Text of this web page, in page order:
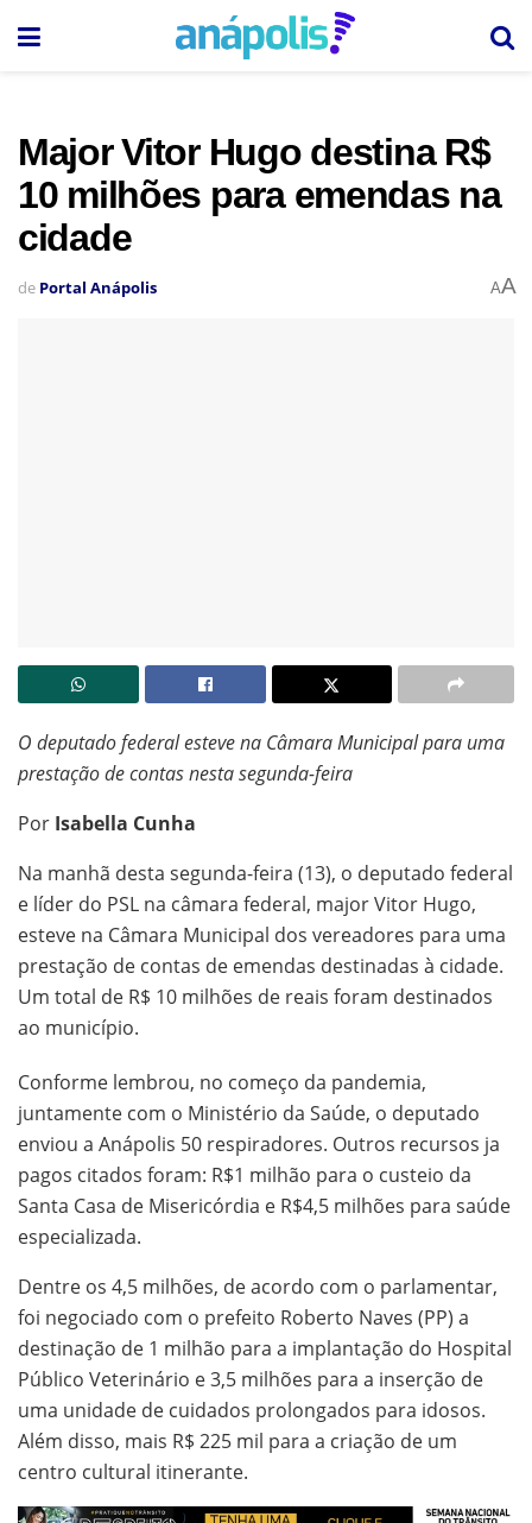
Major Vitor Hugo destina R$
10 milhões para emendas na
cidade
de Portal Anápolis AA
O deputado federal esteve na Câmara Municipal para uma
prestação de contas nesta segunda-feira
Por Isabella Cunha
Na manhã desta segunda-feira (13), o deputado federal
e líder do PSL na câmara federal, major Vitor Hugo,
esteve na Câmara Municipal dos vereadores para uma
prestação de contas de emendas destinadas à cidade.
Um total de R$ 10 milhões de reais foram destinados
ao município.
Conforme lembrou, no começo da pandemia,
juntamente com o Ministério da Saúde, o deputado
enviou a Anápolis 50 respiradores. Outros recursos ja
pagos citados foram: R$1 milhão para o custeio da
Santa Casa de Misericórdia e R$4,5 milhões para saúde
especializada.
Dentre os 4,5 milhões, de acordo com o parlamentar,
foi negociado com o prefeito Roberto Naves (PP) a
destinação de 1 milhão para a implantação do Hospital
Público Veterinário e 3,5 milhões para a inserção de
uma unidade de cuidados prolongados para idosos.
Além disso, mais R$ 225 mil para a criação de um
centro cultural itinerante.